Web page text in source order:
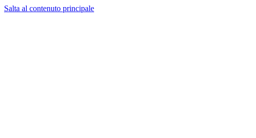
Salta al contenuto principale